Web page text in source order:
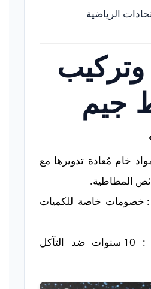
الرياضية
وتركيب
جيم
خام مُعادة تدويرها مع
المطاطية.
: خصومات خاصة للكميات
: 10 سنوات ضد التآكل